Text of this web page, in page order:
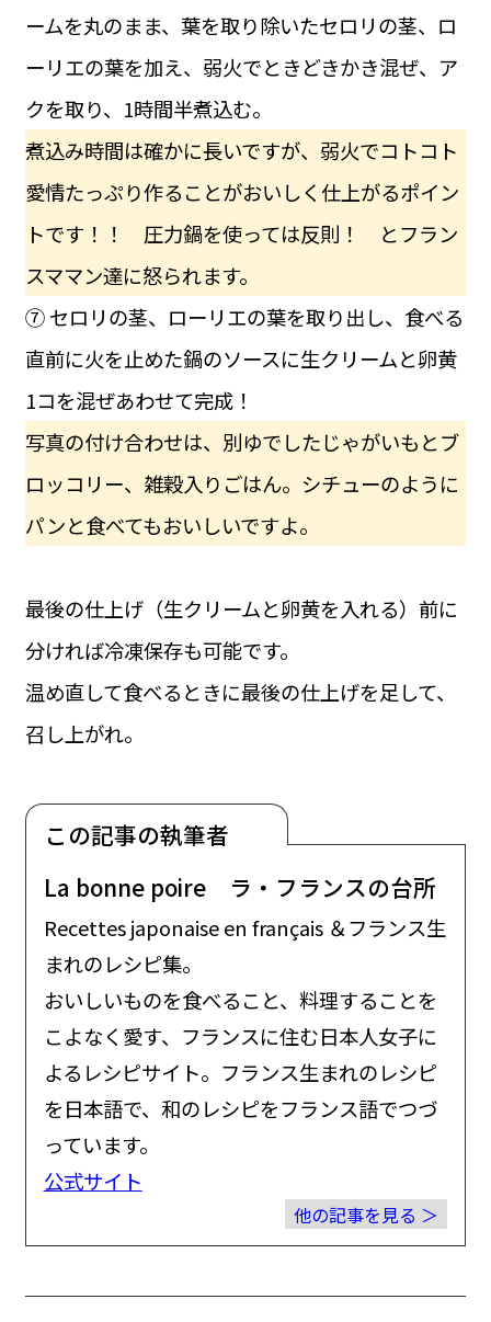
ームを丸のまま、葉を取り除いたセロリの茎、ロ
ーリエの葉を加え、弱火でときどきかき混ぜ、ア
クを取り、1時間半煮込む。
煮込み時間は確かに長いですが、弱火でコトコト
愛情たっぷり作ることがおいしく仕上がるポイン
トです！！ 圧力鍋を使っては反則！ とフラン
スママン達に怒られます。
⑦ セロリの茎、ローリエの葉を取り出し、食べる
直前に火を止めた鍋のソースに生クリームと卵黄
1コを混ぜあわせて完成！
写真の付け合わせは、別ゆでしたじゃがいもとブ
ロッコリー、雑穀入りごはん。シチューのように
パンと食べてもおいしいですよ。
最後の仕上げ（生クリームと卵黄を入れる）前に
分ければ冷凍保存も可能です。
温め直して食べるときに最後の仕上げを足して、
召し上がれ。
この記事の執筆者
La bonne poire ラ・フランスの台所
Recettes japonaise en français ＆フランス生
まれのレシピ集。
おいしいものを食べること、料理することを
こよなく愛す、フランスに住む日本人女子に
よるレシピサイト。フランス生まれのレシピ
を日本語で、和のレシピをフランス語でつづ
っています。
公式サイト
他の記事を見る